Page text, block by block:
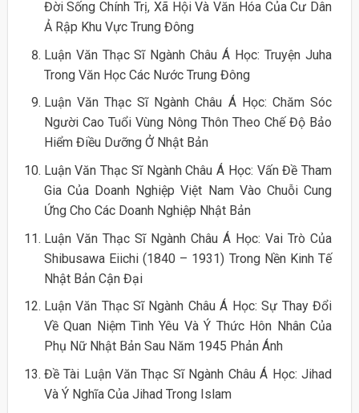
Đời Sống Chính Trị, Xã Hội Và Văn Hóa Của Cư Dân
Ả Rập Khu Vực Trung Đông
Luận Văn Thạc Sĩ Ngành Châu Á Học: Truyện Juha
Trong Văn Học Các Nước Trung Đông
Luận Văn Thạc Sĩ Ngành Châu Á Học: Chăm Sóc
Người Cao Tuổi Vùng Nông Thôn Theo Chế Độ Bảo
Hiểm Điều Dưỡng Ở Nhật Bản
Luận Văn Thạc Sĩ Ngành Châu Á Học: Vấn Đề Tham
Gia Của Doanh Nghiệp Việt Nam Vào Chuỗi Cung
Ứng Cho Các Doanh Nghiệp Nhật Bản
Luận Văn Thạc Sĩ Ngành Châu Á Học: Vai Trò Của
Shibusawa Eiichi (1840 – 1931) Trong Nền Kinh Tế
Nhật Bản Cận Đại
Luận Văn Thạc Sĩ Ngành Châu Á Học: Sự Thay Đổi
Về Quan Niệm Tình Yêu Và Ý Thức Hôn Nhân Của
Phụ Nữ Nhật Bản Sau Năm 1945 Phản Ánh
Đề Tài Luận Văn Thạc Sĩ Ngành Châu Á Học: Jihad
Và Ý Nghĩa Của Jihad Trong Islam